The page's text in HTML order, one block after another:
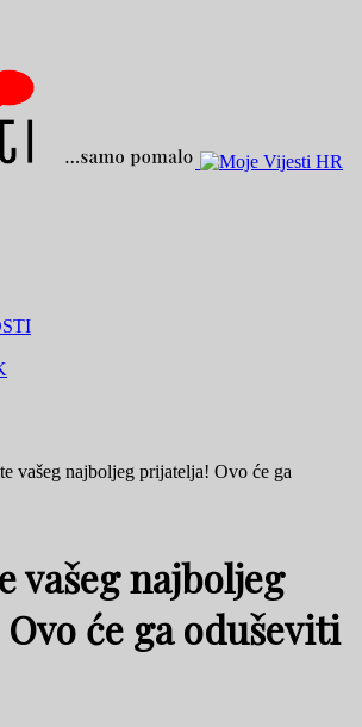
vašeg najboljeg prijatelja! Ovo će ga
vašeg najboljeg
će ga oduševiti